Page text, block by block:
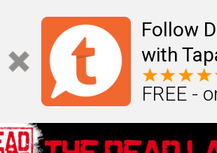
Follow
with
FREE -